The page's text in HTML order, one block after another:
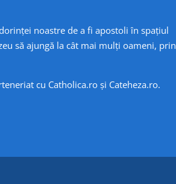
noastre de a fi apostoli în spațiul
să ajungă la cât mai mulți oameni, prin
cu Catholica.roși Cateheza.ro.